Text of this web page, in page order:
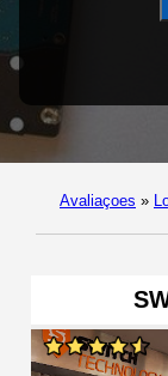
Avaliaçoes »